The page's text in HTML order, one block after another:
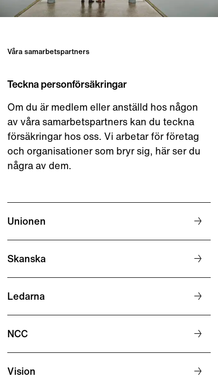
Våra samarbetspartners
Teckna personförsäkringar
Om du är medlem eller anställd hos någon
av våra samarbetspartners kan du teckna
försäkringar hos oss. Vi arbetar för företag
och organisationer som bryr sig, här ser du
några av dem.
Unionen
Skanska
Ledarna
NCC
Vision